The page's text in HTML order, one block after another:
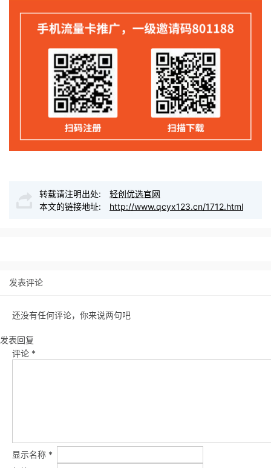
转载请注明出处:
轻创优选官网
本文的链接地址:
http://www.qcyx123.cn/1712.html
发表评论
还没有任何评论，你来说两句吧
发表回复
评论 *
显示名称 *